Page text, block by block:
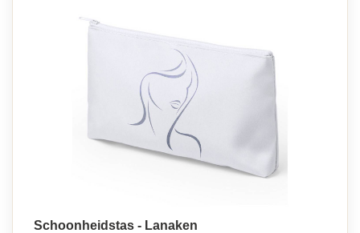
Schoonheidstas - Lanaken